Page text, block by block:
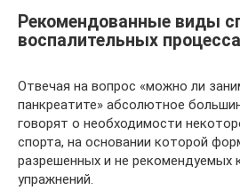
Рекомендованные виды
воспалительных
Отвечая на вопрос «можно ли
панкреатите» абсолютное
говорят о необходимости
спорта, на основании которой
разрешенных и не рекомендуемых
упражнений.